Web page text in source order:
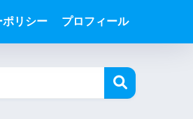
ポリシー プロフィール